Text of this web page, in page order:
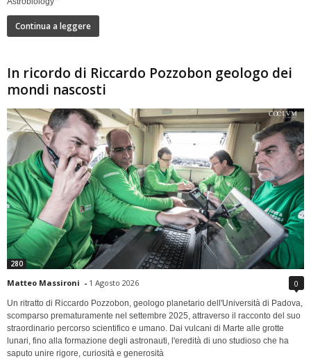
Continua a leggere
In ricordo di Riccardo Pozzobon geologo dei
mondi nascosti
280
Matteo Massironi - 1 Agosto 2026 0
Un ritratto di Riccardo Pozzobon, geologo planetario dell'Università di Padova,
scomparso prematuramente nel settembre 2025, attraverso il racconto del suo
straordinario percorso scientifico e umano. Dai vulcani di Marte alle grotte
lunari, fino alla formazione degli astronauti, l'eredità di uno studioso che ha
saputo unire rigore, curiosità e generosità